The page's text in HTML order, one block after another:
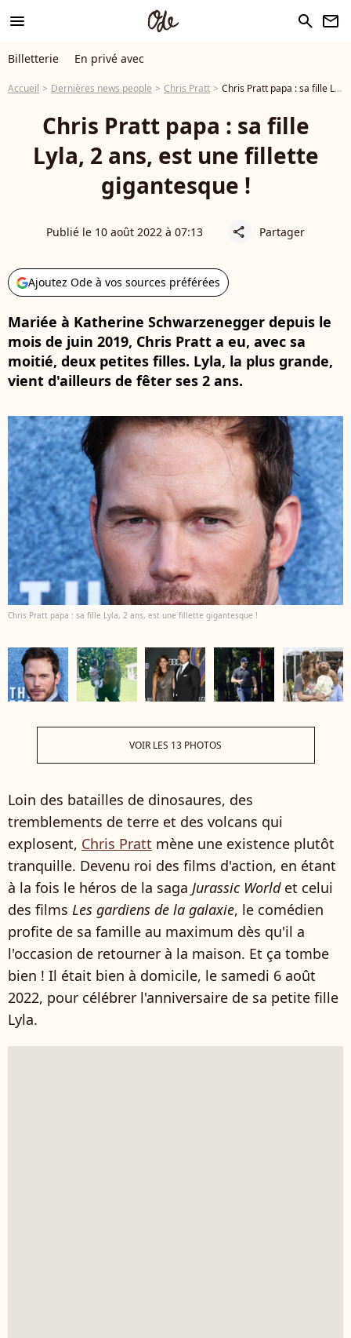
menu search newsletter
Billetterie En privé avec
Accueil Dernières news people Chris Pratt Chris Pratt papa : sa fille Lyla, 2 ans, est une fillette gigantesque !
Chris Pratt papa : sa fille
Lyla, 2 ans, est une fillette
gigantesque !
Publié le 10 août 2022 à 07:13 share Partager
Ajoutez Ode à vos sources préférées
Mariée à Katherine Schwarzenegger depuis le
mois de juin 2019, Chris Pratt a eu, avec sa
moitié, deux petites filles. Lyla, la plus grande,
vient d'ailleurs de fêter ses 2 ans.
Chris Pratt papa : sa fille Lyla, 2 ans, est une fillette gigantesque !
VOIR LES 13 PHOTOS
Loin des batailles de dinosaures, des
tremblements de terre et des volcans qui
explosent, Chris Pratt mène une existence plutôt
tranquille. Devenu roi des films d'action, en étant
à la fois le héros de la saga Jurassic Worldet celui
des films Les gardiens de la galaxie, le comédien
profite de sa famille au maximum dès qu'il a
l'occasion de retourner à la maison. Et ça tombe
bien ! Il était bien à domicile, le samedi 6 août
2022, pour célébrer l'anniversaire de sa petite fille
Lyla.